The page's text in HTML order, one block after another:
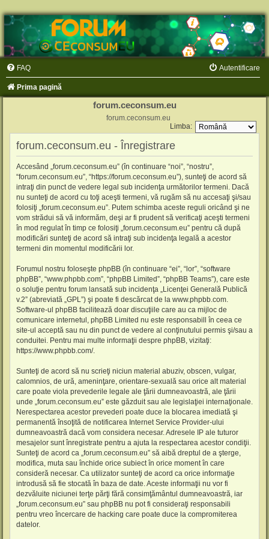
FAQ Autentificare
Prima pagină
forum.ceconsum.eu
forum.ceconsum.eu
Limba:
forum.ceconsum.eu - Înregistrare
Accesând „forum.ceconsum.eu” (în continuare “noi”, “nostru”,
“forum.ceconsum.eu”, “https://forum.ceconsum.eu”), sunteţi de acord să
intraţi din punct de vedere legal sub incidenţa următorilor termeni. Dacă
nu sunteţi de acord cu toţi aceşti termeni, vă rugăm să nu accesaţi şi/sau
folosiţi „forum.ceconsum.eu”. Putem schimba aceste reguli oricând şi ne
vom strădui să vă informăm, deşi ar fi prudent să verificaţi aceşti termeni
în mod regulat în timp ce folosiţi „forum.ceconsum.eu” pentru că după
modificări sunteţi de acord să intraţi sub incidenţa legală a acestor
termeni din momentul modificării lor.
Forumul nostru foloseşte phpBB (în continuare “ei”, “lor”, “software
phpBB”, “www.phpbb.com”, “phpBB Limited”, “phpBB Teams”), care este
o soluţie pentru forum lansată sub incidenţa „Licenţei Generală Publică
v.2” (abreviată „GPL”) şi poate fi descărcat de la www.phpbb.com.
Software-ul phpBB facilitează doar discuţiile care au ca mijloc de
comunicare internetul, phpBB Limited nu este responsabill în ceea ce
site-ul acceptă sau nu din punct de vedere al conţinutului permis şi/sau a
conduitei. Pentru mai multe informaţii despre phpBB, vizitaţi:
https://www.phpbb.com/.
Sunteţi de acord să nu scrieţi niciun material abuziv, obscen, vulgar,
calomnios, de ură, ameninţare, orientare-sexuală sau orice alt material
care poate viola prevederile legale ale ţării dumneavoastră, ale ţării
unde „forum.ceconsum.eu” este găzduit sau ale legislaţiei internaţionale.
Nerespectarea acestor prevederi poate duce la blocarea imediată şi
permanentă însoţită de notificarea Internet Service Provider-ului
dumneavoastră dacă vom considera necesar. Adresele IP ale tuturor
mesajelor sunt înregistrate pentru a ajuta la respectarea acestor condiţii.
Sunteţi de acord ca „forum.ceconsum.eu” să aibă dreptul de a şterge,
modifica, muta sau închide orice subiect în orice moment în care
consideră necesar. Ca utilizator sunteţi de acord ca orice informaţie
introdusă să fie stocată în baza de date. Aceste informaţii nu vor fi
dezvăluite niciunei terţe părţi fără consimţământul dumneavoastră, iar
„forum.ceconsum.eu” sau phpBB nu pot fi consideraţi responsabili
pentru vreo încercare de hacking care poate duce la compromiterea
datelor.